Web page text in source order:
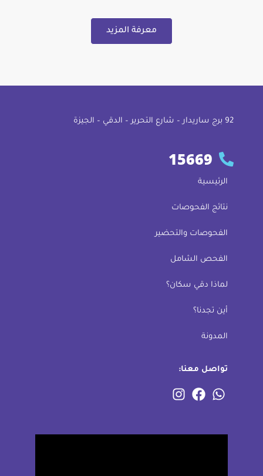
معرفة المزيد
92 ﺑﺮج ﺳﺎرﻳﺪار – ﺷﺎرع اﻟﺘﺤﺮﻳﺮ – اﻟﺪﻗﻲ – اﻟﺠﻴﺰة
15669
الرئيسية
نتائج الفحوصات
الفحوصات والتحضير
الفحص الشامل
لماذا دقي سكان؟
أين تجدنا؟
المدونة
تواصل معنا: